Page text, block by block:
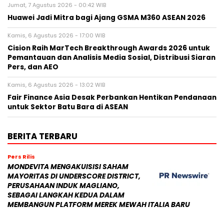
Jumat, 7 Agustus 2026 - 00:42 WIB
Huawei Jadi Mitra bagi Ajang GSMA M360 ASEAN 2026
Kamis, 6 Agustus 2026 - 17:00 WIB
Cision Raih MarTech Breakthrough Awards 2026 untuk
Pemantauan dan Analisis Media Sosial, Distribusi Siaran
Pers, dan AEO
Kamis, 6 Agustus 2026 - 13:02 WIB
Fair Finance Asia Desak Perbankan Hentikan Pendanaan
untuk Sektor Batu Bara di ASEAN
BERITA TERBARU
Pers Rilis
MONDEVITA MENGAKUISISI SAHAM
MAYORITAS DI UNDERSCORE DISTRICT,
PERUSAHAAN INDUK MAGLIANO,
SEBAGAI LANGKAH KEDUA DALAM
MEMBANGUN PLATFORM MEREK MEWAH ITALIA BARU